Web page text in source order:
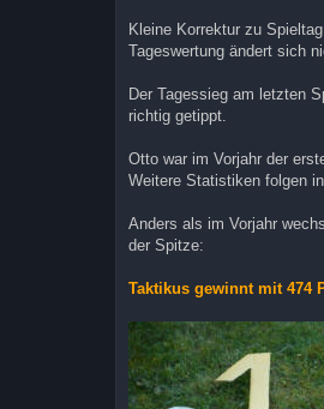
g
Kleine Korrektur zu
Tageswertung ändert sich
Der Tagessieg am letzten
richtig getippt.
Otto war im Vorjahr der
Weitere Statistiken folgen
Anders als im Vorjahr
der Spitze:
Taktikus gewinnt mit 474